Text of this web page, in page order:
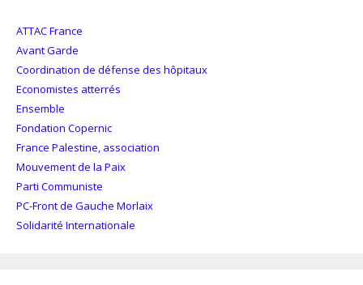
ATTAC France
Avant Garde
Coordination de défense des hôpitaux
Economistes atterrés
Ensemble
Fondation Copernic
France Palestine, association
Mouvement de la Paix
Parti Communiste
PC-Front de Gauche Morlaix
Solidarité Internationale